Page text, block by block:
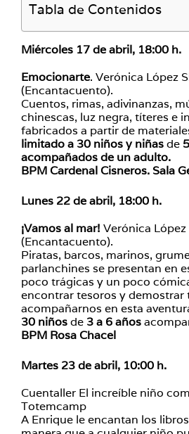
Tabla de Contenidos
Miércoles 17 de abril, 18:00 h.
Emocionarte. Verónica López
(Encantacuento).
Cuentos, rimas, adivinanzas,
chinescas, luz negra, títeres e
fabricados a partir de
limitado a 30 niños y niñasde
acompañados de un adulto.
BPM Cardenal Cisneros. Sala
Lunes 22 de abril, 18:00 h.
¡Vamos al mar! Verónica López
(Encantacuento).
Piratas, barcos, marinos,
parlanchines se presentan en
poco trágicas y un poco
encontrar tesoros y demostrar
acompañarnos en esta
30 niñosde 3 a 6 años
BPM Rosa Chacel
Martes 23 de abril, 10:00 h.
Cuentaller El increíble niño
Totemcamp
A Enrique le encantan los